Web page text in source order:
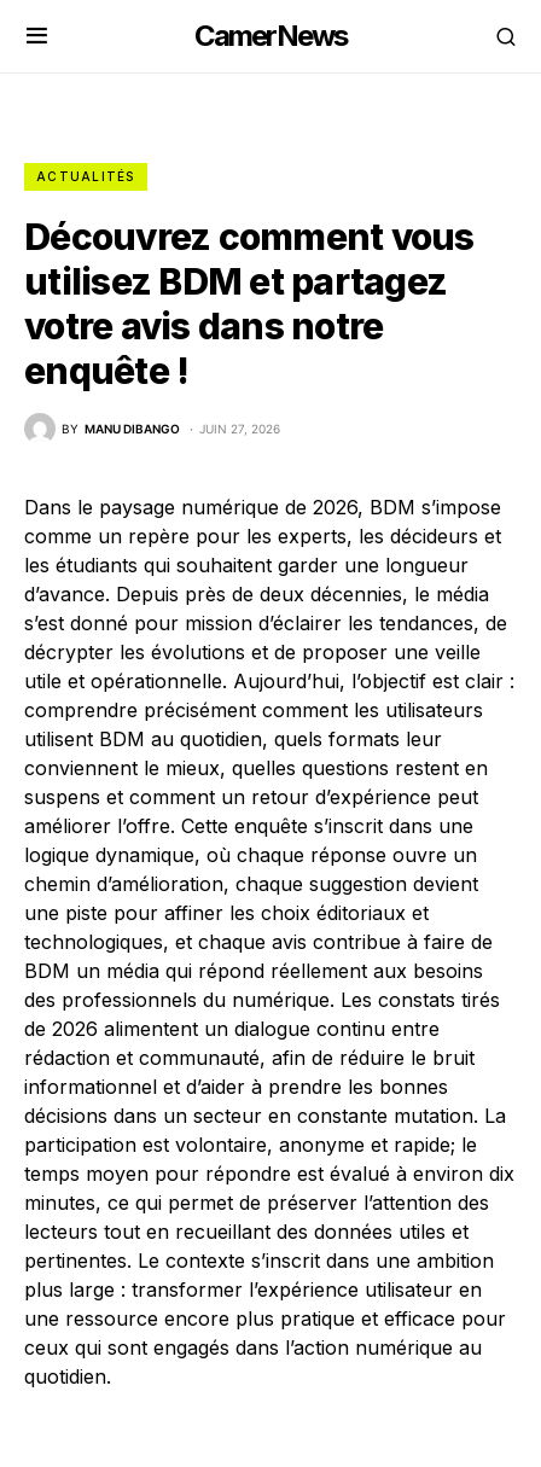
CamerNews
ACTUALITÉS
Découvrez comment vous
utilisez BDM et partagez
votre avis dans notre
enquête !
BY MANU DIBANGO JUIN 27, 2026
Dans le paysage numérique de 2026, BDM s’impose
comme un repère pour les experts, les décideurs et
les étudiants qui souhaitent garder une longueur
d’avance. Depuis près de deux décennies, le média
s’est donné pour mission d’éclairer les tendances, de
décrypter les évolutions et de proposer une veille
utile et opérationnelle. Aujourd’hui, l’objectif est clair :
comprendre précisément comment les utilisateurs
utilisent BDM au quotidien, quels formats leur
conviennent le mieux, quelles questions restent en
suspens et comment un retour d’expérience peut
améliorer l’offre. Cette enquête s’inscrit dans une
logique dynamique, où chaque réponse ouvre un
chemin d’amélioration, chaque suggestion devient
une piste pour affiner les choix éditoriaux et
technologiques, et chaque avis contribue à faire de
BDM un média qui répond réellement aux besoins
des professionnels du numérique. Les constats tirés
de 2026 alimentent un dialogue continu entre
rédaction et communauté, afin de réduire le bruit
informationnel et d’aider à prendre les bonnes
décisions dans un secteur en constante mutation. La
participation est volontaire, anonyme et rapide; le
temps moyen pour répondre est évalué à environ dix
minutes, ce qui permet de préserver l’attention des
lecteurs tout en recueillant des données utiles et
pertinentes. Le contexte s’inscrit dans une ambition
plus large : transformer l’expérience utilisateur en
une ressource encore plus pratique et efficace pour
ceux qui sont engagés dans l’action numérique au
quotidien.